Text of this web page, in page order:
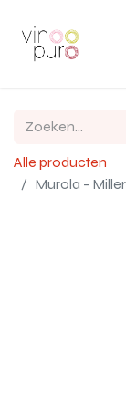
Alle producten
Murola -